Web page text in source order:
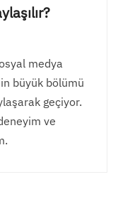
medya
büyük bölümü
geçiyor.
ve